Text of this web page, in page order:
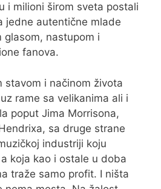
i milioni širom sveta postali
jedne autentične mlade
glasom, nastupom i
fanova.
stavom i načinom života
rame sa velikanima ali i
poput Jima Morrisona,
sa druge strane
industriji koju
koja kao i ostale u doba
traže samo profit. I ništa